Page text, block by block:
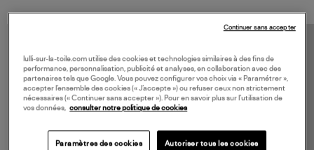
lulli-sur-la-toile.com utilise des cookies et technologies similaires à des fins de
performance, personnalisation, publicité et analyses, en collaboration avec des
partenaires tels que Google. Vous pouvez configurer vos choix via « Paramétrer »,
accepter l’ensemble des cookies (« J’accepte ») ou refuser ceux non strictement
nécessaires (« Continuer sans accepter »). Pour en savoir plus sur l’utilisation de
vos données,
consulter notre politique de cookies
Paramètres des cookies Autoriser tous les cookies
Continuer sans accepter